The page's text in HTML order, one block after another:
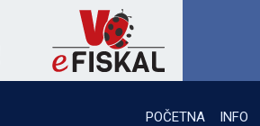
POČETNA INFO